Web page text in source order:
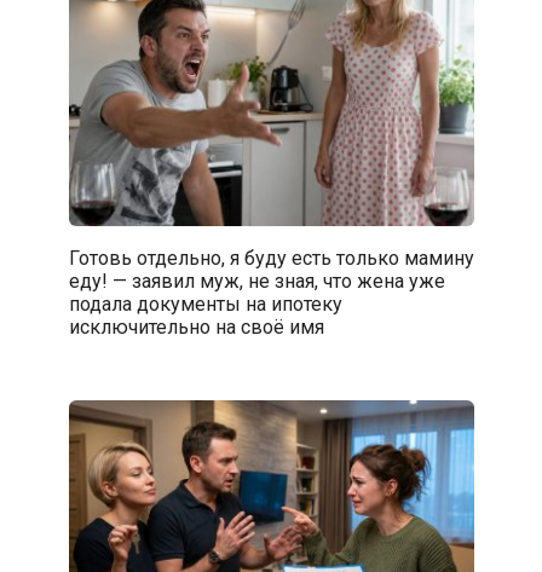
Готовь отдельно, я буду есть только мамину
еду! — заявил муж, не зная, что жена уже
подала документы на ипотеку
исключительно на своё имя